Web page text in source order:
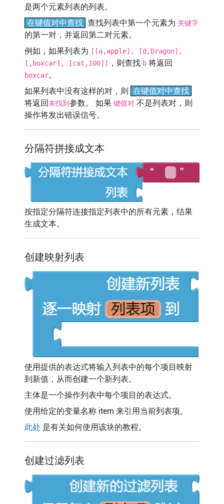
是两个元素列表的列表。
在键值对中查找 查找列表中第一个元素为 关键字
的第一对，并返回第二对元素。
例如，如果列表为 [[a,apple], [d,Dragon],
[,boxcar], [cat,100]]
，则查找 b将返回
boxcar。
如果列表中没有这样的对，则
在键值对中查找
将返回未找到参数。 如果 键值对不是列表对，则
操作将发出错误信号。
分隔符拼接成文本
按指定分隔符连接指定列表中的所有元素，结果
生成文本。
创建映射列表
使用提供的表达式将输入列表中的每个项目映射
到新值，从而创建一个新列表。
主体是一个操作列表中每个项目的表达式。
使用给定的变量名称 item 来引用当前列表项。
此处 是有关如何使用该块的教程。
创建过滤列表